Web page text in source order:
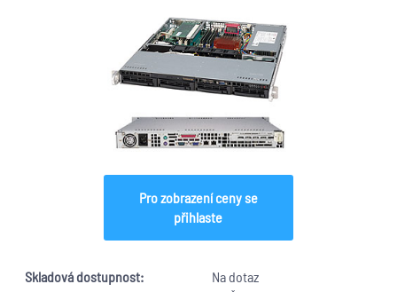
Pro zobrazení ceny se
přihlaste
Skladová dostupnost:
Na dotaz